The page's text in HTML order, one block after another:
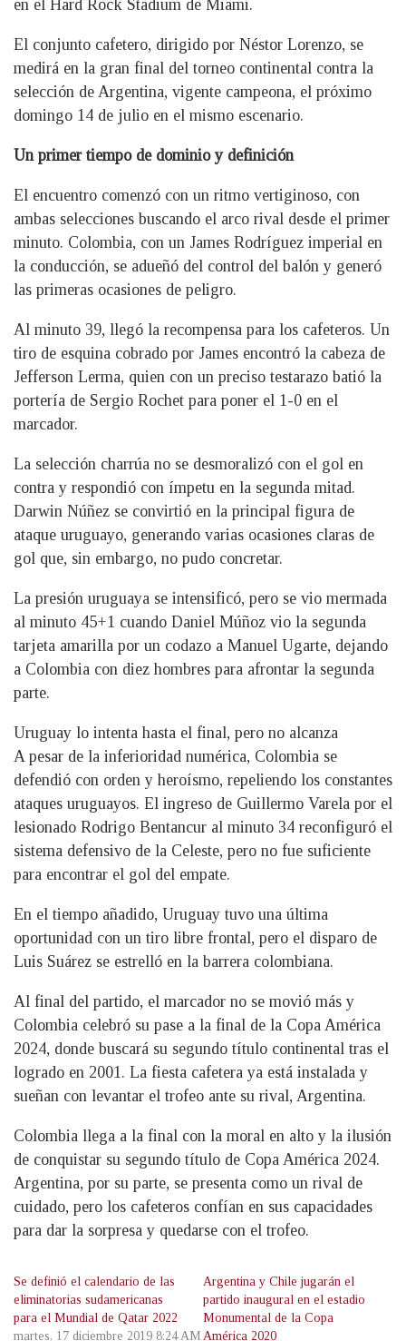
en el Hard Rock Stadium de Miami.
El conjunto cafetero, dirigido por Néstor Lorenzo, se
medirá en la gran final del torneo continental contra la
selección de Argentina, vigente campeona, el próximo
domingo 14 de julio en el mismo escenario.
Un primer tiempo de dominio y definición
El encuentro comenzó con un ritmo vertiginoso, con
ambas selecciones buscando el arco rival desde el primer
minuto. Colombia, con un James Rodríguez imperial en
la conducción, se adueñó del control del balón y generó
las primeras ocasiones de peligro.
Al minuto 39, llegó la recompensa para los cafeteros. Un
tiro de esquina cobrado por James encontró la cabeza de
Jefferson Lerma, quien con un preciso testarazo batió la
portería de Sergio Rochet para poner el 1-0 en el
marcador.
La selección charrúa no se desmoralizó con el gol en
contra y respondió con ímpetu en la segunda mitad.
Darwin Núñez se convirtió en la principal figura de
ataque uruguayo, generando varias ocasiones claras de
gol que, sin embargo, no pudo concretar.
La presión uruguaya se intensificó, pero se vio mermada
al minuto 45+1 cuando Daniel Múñoz vio la segunda
tarjeta amarilla por un codazo a Manuel Ugarte, dejando
a Colombia con diez hombres para afrontar la segunda
parte.
Uruguay lo intenta hasta el final, pero no alcanza
A pesar de la inferioridad numérica, Colombia se
defendió con orden y heroísmo, repeliendo los constantes
ataques uruguayos. El ingreso de Guillermo Varela por el
lesionado Rodrigo Bentancur al minuto 34 reconfiguró el
sistema defensivo de la Celeste, pero no fue suficiente
para encontrar el gol del empate.
En el tiempo añadido, Uruguay tuvo una última
oportunidad con un tiro libre frontal, pero el disparo de
Luis Suárez se estrelló en la barrera colombiana.
Al final del partido, el marcador no se movió más y
Colombia celebró su pase a la final de la Copa América
2024, donde buscará su segundo título continental tras el
logrado en 2001. La fiesta cafetera ya está instalada y
sueñan con levantar el trofeo ante su rival, Argentina.
Colombia llega a la final con la moral en alto y la ilusión
de conquistar su segundo título de Copa América 2024.
Argentina, por su parte, se presenta como un rival de
cuidado, pero los cafeteros confían en sus capacidades
para dar la sorpresa y quedarse con el trofeo.
Se definió el calendario de las
eliminatorias sudamericanas
para el Mundial de Qatar 2022
martes, 17 diciembre 2019 8:24 AM
Argentina y Chile jugarán el
partido inaugural en el estadio
Monumental de la Copa
América 2020